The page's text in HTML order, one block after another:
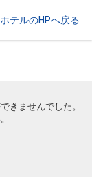
ホテルのHPへ戻る
きませんでした。